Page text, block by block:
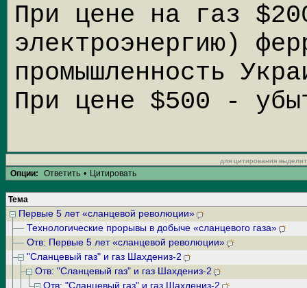
При цене на газ
электроэнергию)
промышленность
При цене $500 -
для цитирования
Опции: Ответить • Цитировать
Тема
Первые 5 лет «сланцевой революции»
Технологические прорывы в добыче «сланцевого газа»
Отв: Первые 5 лет «сланцевой революции»
"Сланцевый газ" и газ Шахдениз-2
Отв: "Сланцевый газ" и газ Шахдениз-2
Отв: "Сланцевый газ" и газ Шахдениз-2